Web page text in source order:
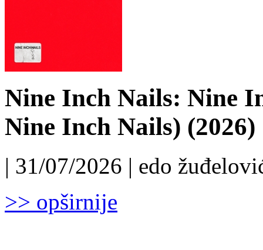
Nine Inch Nails: Nine
Nine Inch Nails) (2026)
| 31/07/2026 | edo
>> opširnije